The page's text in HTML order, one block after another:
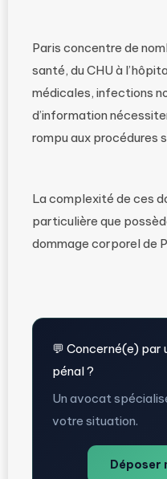
Paris concentre de
santé, du CHU à
médicales, infections
d’information
rompu aux procédures
La complexité de ces
particulière que
dommage corporel de
💬 Concerné(e) par
pénal ?
Un avocat
votre situation.
Déposer